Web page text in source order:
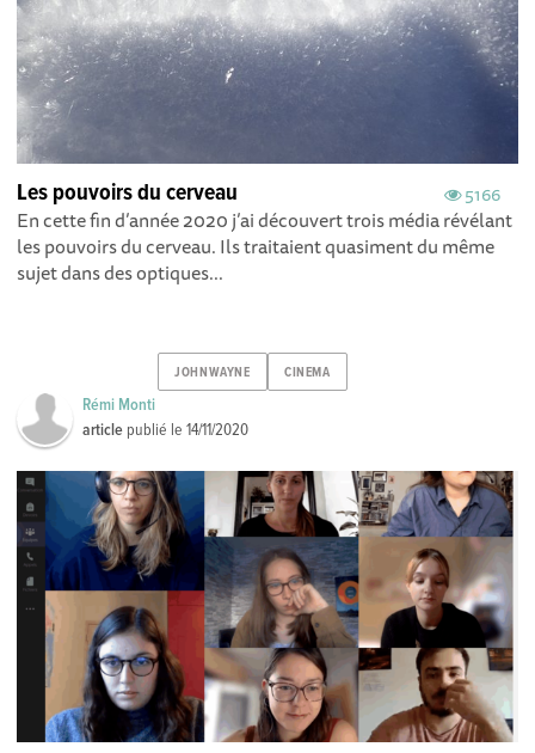
5166
Les pouvoirs du cerveau
En cette fin d’année 2020 j’ai découvert trois média révélant
les pouvoirs du cerveau. Ils traitaient quasiment du même
sujet dans des optiques...
JOHNWAYNE CINEMA
Rémi Monti
article publié le14/11/2020